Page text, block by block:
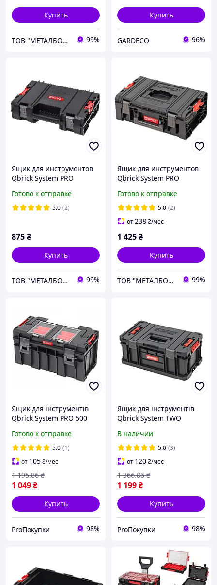
Купить
ТОВ "МЕТАЛБОКС" 99%
Купить
GARDECO 96%
Ящик для инструментов
Qbrick System PRO
(SKRQTCPROFCZAPG003)
Готово к отправке
5.0 (2)
875₴
Купить
ТОВ "МЕТАЛБОКС" 99%
Ящик для инструментов
Qbrick System PRO
(5901238255499)
Готово к отправке
5.0 (2)
от238₴/мес
1 425₴
Купить
ТОВ "МЕТАЛБОКС" 99%
Ящик для інструментів
Qbrick System PRO 500
Готово к отправке
5.0 (1)
от 105₴/мес
1 049₴
1 195.86 ₴
Купить
ProПокупки 98%
Ящик для інструментів
Qbrick System TWO
(5901238258599)
В наличии
5.0 (3)
от 120₴/мес
1 199₴
1 366.86 ₴
Купить
ProПокупки 98%